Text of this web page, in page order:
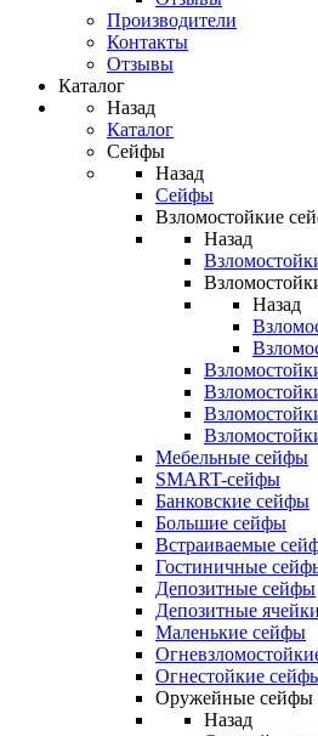
Производители
Контакты
Отзывы
Каталог
Назад
Каталог
Сейфы
Назад
Сейфы
Взломостойкие
Назад
Назад
Мебельные сейфы
SMART-сейфы
Банковские сейфы
Большие сейфы
Встраиваемые
Гостиничные
Депозитные сейфы
Депозитные ячейки
Маленькие сейфы
Огнестойкие
Оружейные
Назад